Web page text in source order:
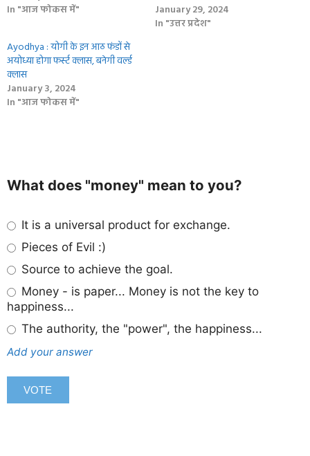
In "आज फोकस में"
January 29, 2024
In "उत्तर प्रदेश"
Ayodhya : योगी के इन आठ फंडों से
अयोध्या होगा फर्स्‍ट क्‍लास, बनेगी वर्ल्‍ड
क्‍लास
January 3, 2024
In "आज फोकस में"
What does "money" mean to you?
It is a universal product for exchange.
Pieces of Evil :)
Source to achieve the goal.
Money - is paper... Money is not the key to
happiness...
The authority, the "power", the happiness...
Add your answer